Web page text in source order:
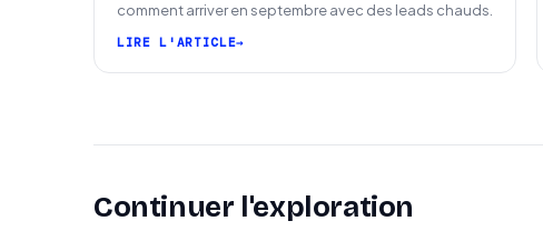
comment arriver en septembre avec des leads chauds.
LIRE L'ARTICLE
Continuer l'exploration